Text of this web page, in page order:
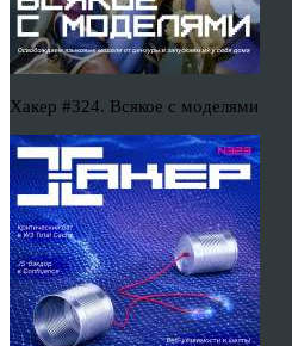
Хакер #324. Всякое с моделями